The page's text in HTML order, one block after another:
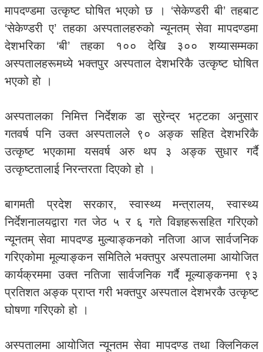
मापदण्डमा उत्कृष्ट घोषित भएको छ । ‘सेकेण्डरी बी’ तहबाट
‘सेकेण्डरी ए’ तहका अस्पतालहरुको न्यूनतम् सेवा मापदण्डमा
देशभरिका ‘बी’ तहका १०० देखि ३०० शय्यासम्मका
अस्पतालहरूमध्ये भक्तपुर अस्पताल देशभरिकै उत्कृष्ट घोषित
भएको हाे ।
अस्पतालका निमित्त निर्देशक डा सुरेन्द्र भट्टका अनुसार
गतवर्ष पनि उक्त अस्पतालले ९० अङ्क सहित देशभरिकै
उत्कृष्ट भएकामा यसवर्ष अरु थप ३ अङ्क सुधार गर्दै
उत्कृष्टतालाई निरन्तरता दिएको हो ।
बागमती प्रदेश सरकार, स्वास्थ्य मन्त्रालय, स्वास्थ्य
निर्देशनालयद्वारा गत जेठ ५ र ६ गते विज्ञहरूसहित गरिएको
न्यूनतम् सेवा मापदण्ड मुल्याङ्कनको नतिजा आज सार्वजनिक
गरिएकोमा मूल्याङ्कन समितिले भक्तपुर अस्पतालमा आयोजित
कार्यक्रममा उक्त नतिजा सार्वजनिक गर्दै मूल्याङ्कनमा ९३
प्रतिशत अङ्क प्राप्त गरी भक्तपुर अस्पताल देशभरकै उत्कृष्ट
घोषणा गरिएको हो ।
अस्पतालमा आयोजित न्यूनतम सेवा मापदण्ड तथा क्लिनिकल